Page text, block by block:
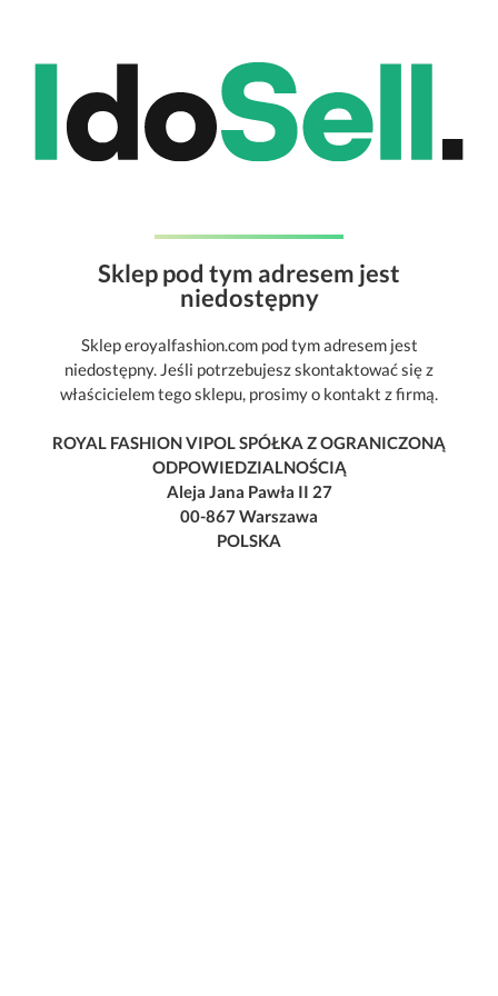
Sklep pod tym adresem jest
niedostępny
Sklep eroyalfashion.com pod tym adresem jest
niedostępny. Jeśli potrzebujesz skontaktować się z
właścicielem tego sklepu, prosimy o kontakt z firmą.
ROYAL FASHION VIPOL SPÓŁKA Z OGRANICZONĄ
ODPOWIEDZIALNOŚCIĄ
Aleja Jana Pawła II 27
00-867 Warszawa
POLSKA